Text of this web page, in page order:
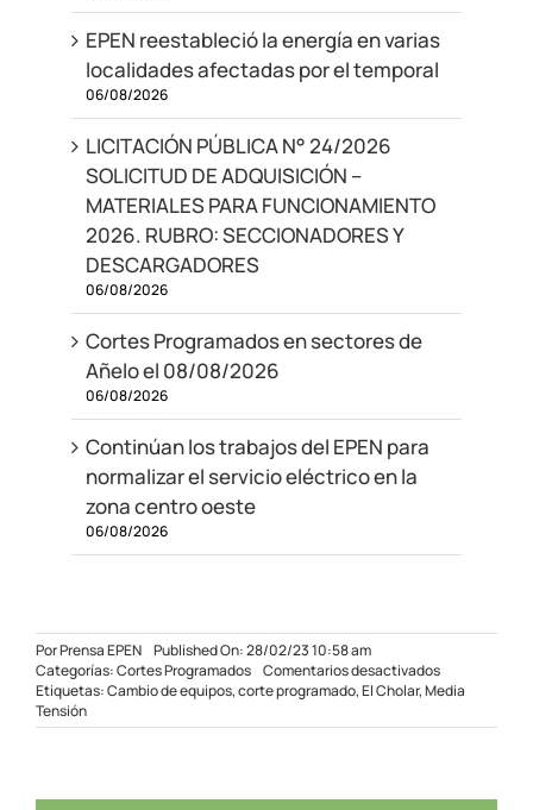
EPEN reestableció la energía en varias
localidades afectadas por el temporal
06/08/2026
LICITACIÓN PÚBLICA N° 24/2026
SOLICITUD DE ADQUISICIÓN –
MATERIALES PARA FUNCIONAMIENTO
2026. RUBRO: SECCIONADORES Y
DESCARGADORES
06/08/2026
Cortes Programados en sectores de
Añelo el 08/08/2026
06/08/2026
Continúan los trabajos del EPEN para
normalizar el servicio eléctrico en la
zona centro oeste
06/08/2026
PorPrensa EPEN Published On: 28/02/23 10:58 am
Categorías:Cortes Programados Comentarios desactivadosen
Corte
en
Etiquetas:Cambio de equipos,corte programado,El Cholar,Media
Tensión